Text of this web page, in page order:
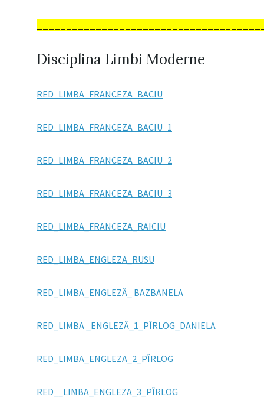
Disciplina Limbi Moderne
RED_LIMBA_FRANCEZA_BACIU
RED_LIMBA_FRANCEZA_BACIU_1
RED_LIMBA_FRANCEZA_BACIU_2
RED_LIMBA_FRANCEZA_BACIU_3
RED_LIMBA_FRANCEZA_RAICIU
RED_LIMBA_ENGLEZA_RUSU
RED_LIMBA_ENGLEZĂ_ BAZBANELA
RED_LIMBA _ENGLEZĂ_1_PÎRLOG_DANIELA
RED_LIMBA_ENGLEZA_2_PÎRLOG
RED__LIMBA_ENGLEZA_3_PÎRLOG